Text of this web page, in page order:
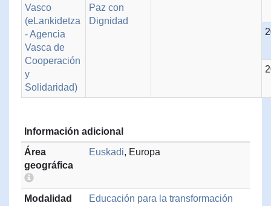
Vasco
(eLankidetza
- Agencia
Vasca de
Cooperación
y
Solidaridad)
Paz con
Dignidad
Información adicional
Área
geográfica
Euskadi, Europa
Modalidad
Educación para la transformación